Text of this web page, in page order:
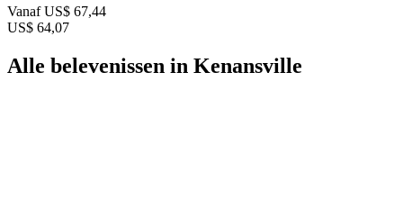
Vanaf US$ 67,44
US$ 64,07
Alle belevenissen in Kenansville